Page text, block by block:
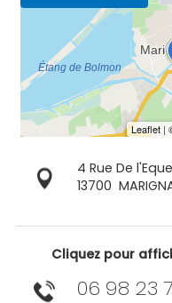
4 Rue De
13700
Cliquez pour
06 98 23